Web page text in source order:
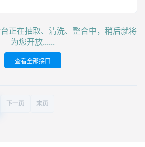
正在抽取、清洗、整合中，稍后就将
为您开放......
查看全部接口
下一页 末页